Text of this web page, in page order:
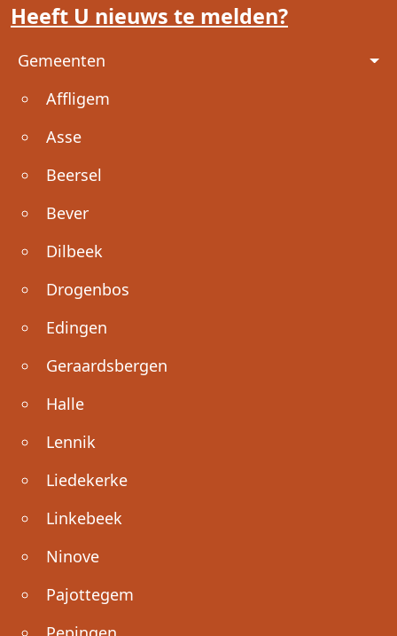
Heeft U nieuws te melden?
Voet
Gemeenten
Affligem
Asse
Beersel
Bever
Dilbeek
Drogenbos
Edingen
Geraardsbergen
Halle
Lennik
Liedekerke
Linkebeek
Ninove
Pajottegem